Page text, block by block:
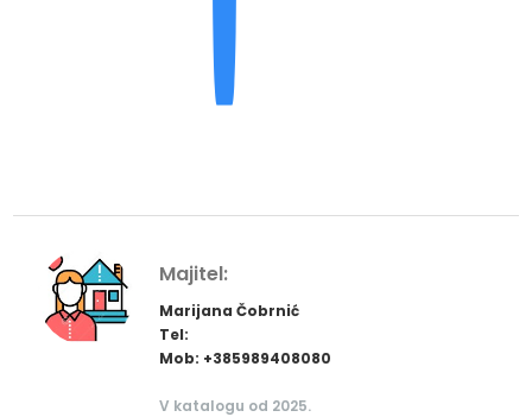
Majitel:
Marijana Čobrnić
Tel:
Mob: +385989408080
V katalogu od 2025.